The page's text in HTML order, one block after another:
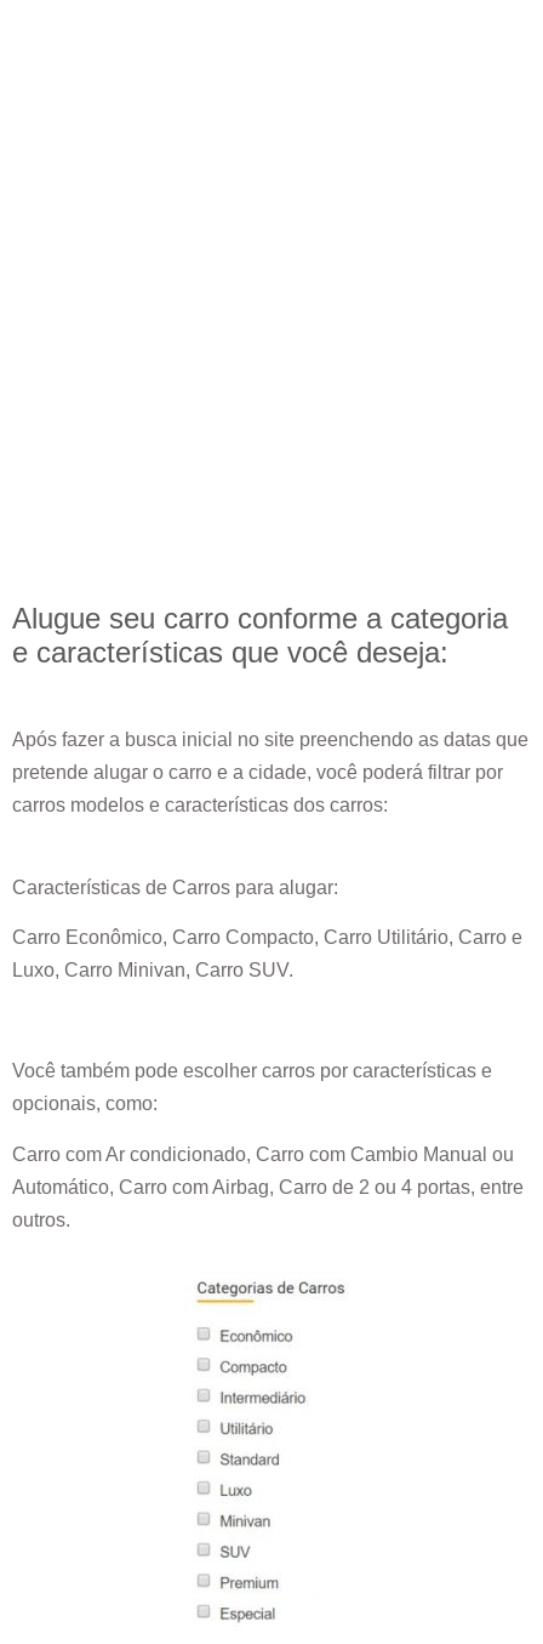
Alugue seu carro conforme a categoria
e características que você deseja:
Após fazer a busca inicial no site preenchendo as datas que
pretende alugar o carro e a cidade, você poderá filtrar por
carros modelos e características dos carros:
Características de Carros para alugar:
Carro Econômico, Carro Compacto, Carro Utilitário, Carro e
Luxo, Carro Minivan, Carro SUV.
Você também pode escolher carros por características e
opcionais, como:
Carro com Ar condicionado, Carro com Cambio Manual ou
Automático, Carro com Airbag, Carro de 2 ou 4 portas, entre
outros.